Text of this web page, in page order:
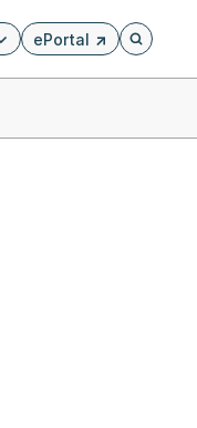
ePortal
Externer Link, wird in
Öffnet